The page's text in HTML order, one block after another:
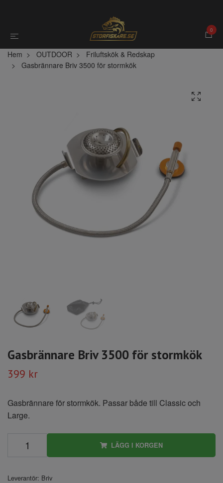
0
Hem OUTDOOR
Friluftskök & Redskap
Gasbrännare Briv 3500 för stormkök
Gasbrännare Briv 3500 för stormkök
399 kr
Gasbrännare för stormkök. Passar både till Classic och
Large.
LÄGG I KORGEN
Leverantör: Briv